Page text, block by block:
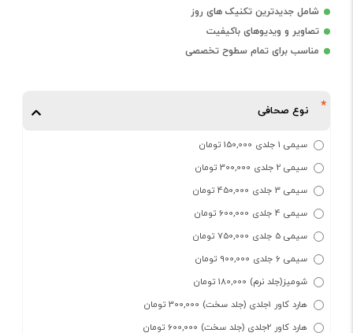
شامل جدیدترین تکنیک های روز
تصاویر و ویدیوهای باکیفیت
مناسب برای تمام سطوح تخصصی
نوع صحافی
سیمی 1 جلدی 150,000 تومان
سیمی 2 جلدی 300,000 تومان
سیمی 3 جلدی 450,000 تومان
سیمی 4 جلدی 600,000 تومان
سیمی 5 جلدی 750,000 تومان
سیمی 6 جلدی 900,000 تومان
شومیز(جلد نرم) 180,000 تومان
هارد کاور 1جلدی (جلد سخت) 300,000 تومان
هارد کاور 2جلدی (جلد سخت) 600,000 تومان